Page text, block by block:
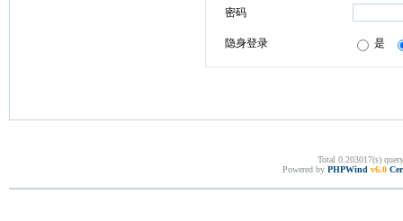
密码
隐身登录 是
Total 0.203017(s)
Powered by PHPWind v6.0